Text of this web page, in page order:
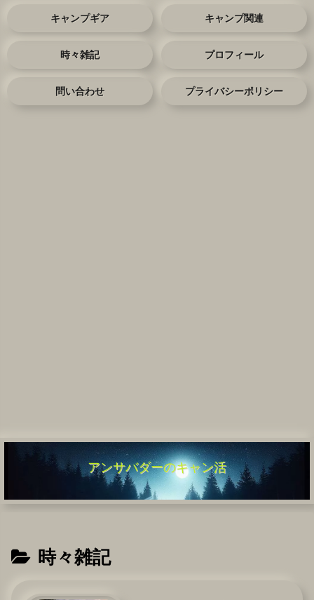
アンサバダーのキャン活
キャンプギア キャンプ関連
時々雑記 プロフィール
問い合わせ プライバシーポリシー
時々雑記